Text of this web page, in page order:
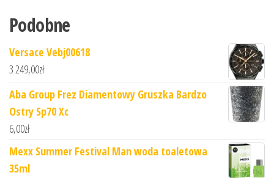
Podobne
Versace Vebj00618
3 249,00zł
Aba Group Frez Diamentowy Gruszka Bardzo
Ostry Sp70 Xc
6,00zł
Mexx Summer Festival Man woda toaletowa
35ml